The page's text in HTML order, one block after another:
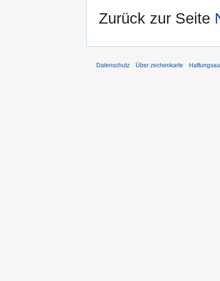
Zurück zur Seite
Datenschutz Über zechenkarte